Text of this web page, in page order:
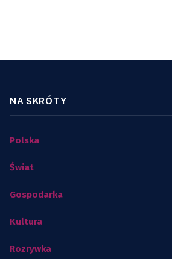
NA SKRÓTY
Polska
Świat
Gospodarka
Kultura
Rozrywka